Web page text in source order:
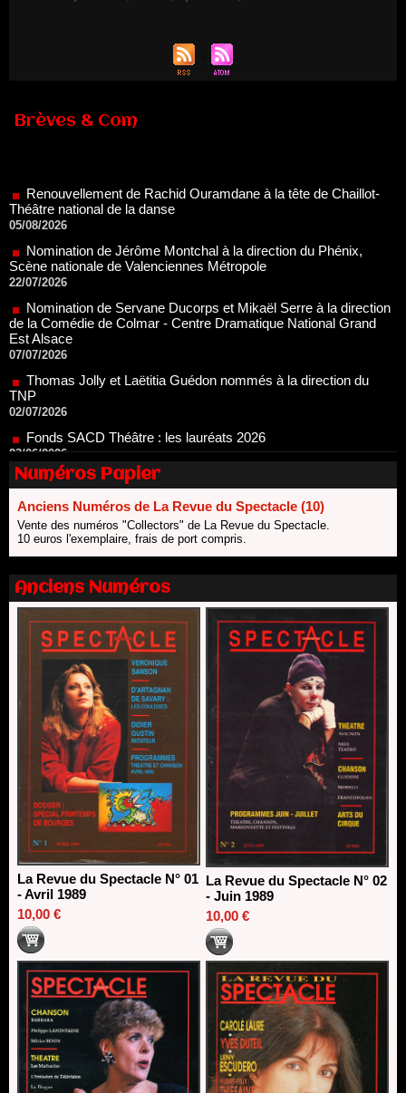
Brèves & Com
Nomination de Jérôme Montchal à la direction du Phénix,
Scène nationale de Valenciennes Métropole
Nomination de Servane Ducorps et Mikaël Serre à la direction
de la Comédie de Colmar - Centre Dramatique National Grand
07/07/2026
Thomas Jolly et Laëtitia Guédon nommés à la direction du
TNP
Fonds SACD Théâtre : les lauréats 2026
23/06/2026
Dispositif ARTCENA Écrire pour le cirque, les lauréats 2026 !
20/06/2026
Le palmarès des prix SACD 2026
Les 10 lauréats du Fonds Grandes Formes Théâtre 2026
SACD
Nomination de Nathalie Garraud et Olivier Saccomano à la
direction du Théâtre de Gennevilliers - CDN
13/06/2026
Dispositif SACD Auteurs d'espaces : les lauréats 2026
18/03/2026
Numéros Papier
Anciens Numéros de La Revue du Spectacle (10)
Vente des numéros "Collectors" de La Revue du Spectacle.
10 euros l'exemplaire, frais de port compris.
Anciens Numéros
La Revue du Spectacle N° 01
- Avril 1989
10,00 €
La Revue du Spectacle N° 02
- Juin 1989
10,00 €